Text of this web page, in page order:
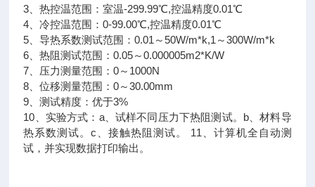
3、热控温范围：室温-299.99℃,控温精度0.01℃
4、冷控温范围：0-99.00℃,控温精度0.01℃
5、导热系数测试范围：0.01～50W/m*k,1～300W/m*k
6、热阻测试范围：0.05～0.000005m2*K/W
7、压力测量范围：0～1000N
8、位移测量范围：0～30.00mm
9、测试精度：优于3%
10、实验方式：a、试样不同压力下热阻测试。b、材料导
热系数测试。c、接触热阻测试。 11、计算机全自动测
试，并实现数据打印输出。